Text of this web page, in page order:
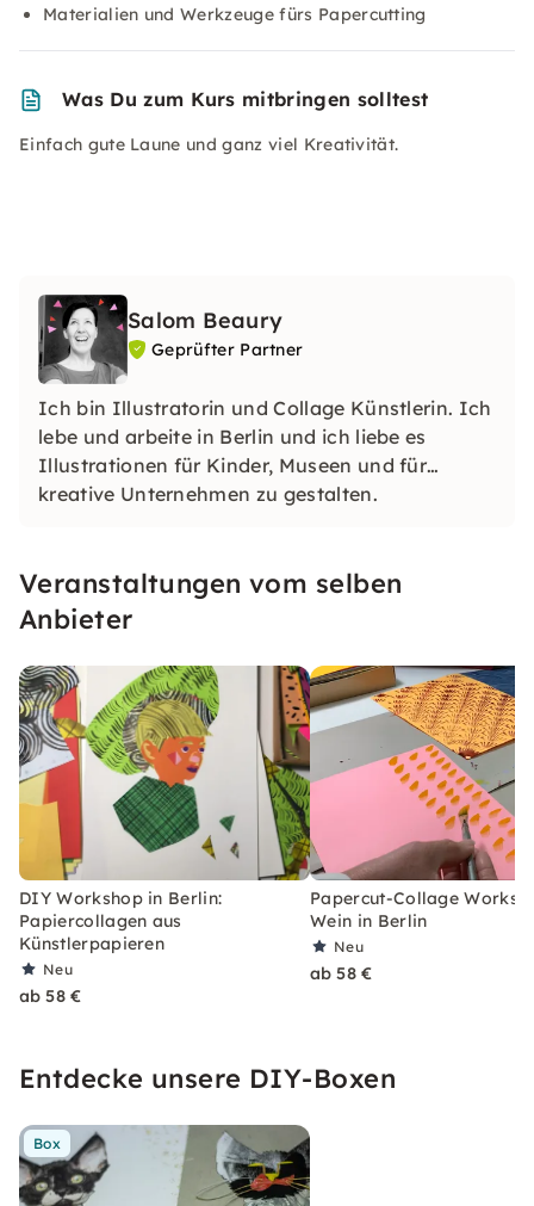
Materialien und Werkzeuge fürs Papercutting
Was Du zum Kurs mitbringen solltest
Einfach gute Laune und ganz viel Kreativität.
Salom Beaury
Geprüfter Partner
Ich bin Illustratorin und Collage Künstlerin. Ich
lebe und arbeite in Berlin und ich liebe es
Illustrationen für Kinder, Museen und für
kreative Unternehmen zu gestalten.
Veranstaltungen vom selben
Anbieter
DIY Workshop in Berlin:
Papiercollagen aus
Künstlerpapieren
Neu
ab 58 €
Papercut-Collage
Wein in Berlin
Neu
ab 58 €
Entdecke unsere DIY-Boxen
Box